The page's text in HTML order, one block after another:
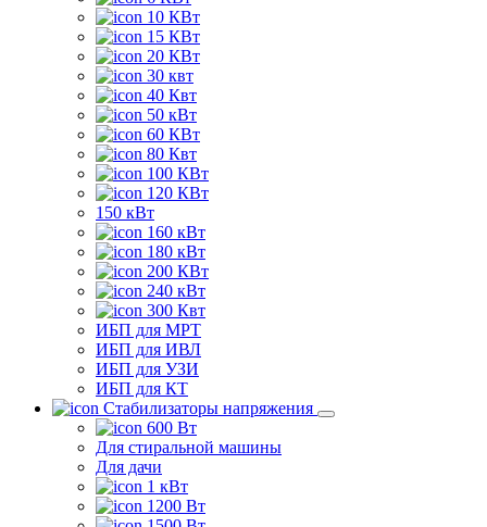
10 КВт
15 КВт
20 КВт
30 квт
40 Квт
50 кВт
60 КВт
80 Квт
100 КВт
120 КВт
150 кВт
160 кВт
180 кВт
200 КВт
240 кВт
300 Квт
ИБП для МРТ
ИБП для ИВЛ
ИБП для УЗИ
ИБП для КТ
Стабилизаторы напряжения
600 Вт
Для стиральной машины
Для дачи
1 кВт
1200 Вт